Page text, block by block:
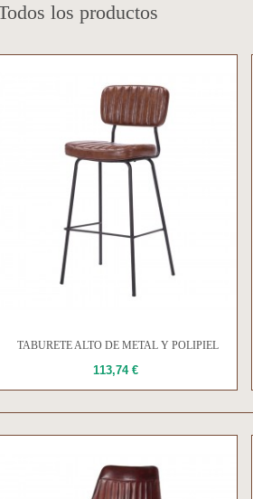
los productos
TABURETE ALTO DE METAL Y POLIPIEL
113,74 €